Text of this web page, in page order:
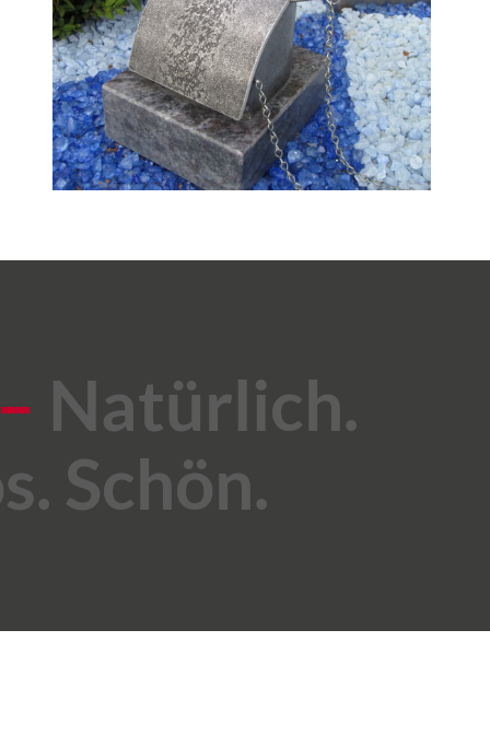
Natürlich.
Schön.